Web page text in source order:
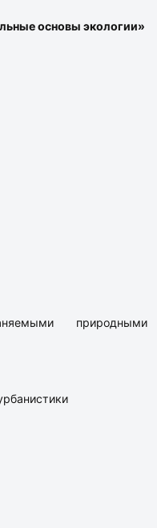
основы экологии»
природными